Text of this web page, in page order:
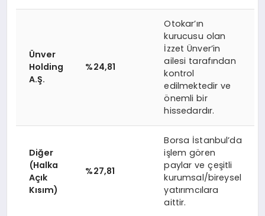
Ünver
Holding
A.Ş.
%24,81
Otokar’ın
kurucusu olan
İzzet Ünver’in
ailesi tarafından
kontrol
edilmektedir ve
önemli bir
hissedardır.
Diğer
(Halka
Açık
Kısım)
%27,81
Borsa İstanbul’da
işlem gören
paylar ve çeşitli
kurumsal/bireysel
yatırımcılara
aittir.